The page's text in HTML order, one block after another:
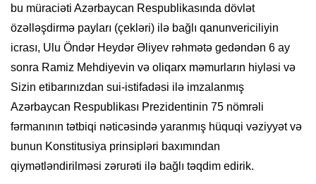
bu müraciəti Azərbaycan Respublikasında dövlət
özəlləşdirmə payları (çekləri) ilə bağlı qanunvericiliyin
icrası, Ulu Öndər Heydər Əliyev rəhmətə gedəndən 6 ay
sonra Ramiz Mehdiyevin və oliqarx məmurların hiyləsi və
Sizin etibarınızdan sui-istifadəsi ilə imzalanmış
Azərbaycan Respublikası Prezidentinin 75 nömrəli
fərmanının tətbiqi nəticəsində yaranmış hüquqi vəziyyət və
bunun Konstitusiya prinsipləri baxımından
qiymətləndirilməsi zərurəti ilə bağlı təqdim edirik.